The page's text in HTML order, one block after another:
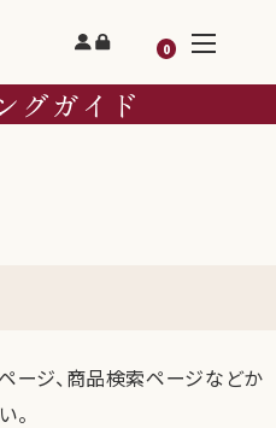
0
グガイド
ージ、商品検索ページなどか
。